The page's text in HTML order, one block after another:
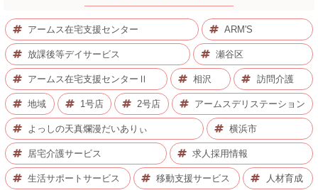
アームス在宅支援センター ARM'S
放課後等デイサービス 瀬谷区
アームス在宅支援センターⅡ 相沢 訪問介護
地域 1号店 2号店 アームスデリステーション
よっしの天真爛漫だいありぃ 横浜市
居宅介護サービス 求人採用情報
生活サポートサービス 移動支援サービス 人材育成